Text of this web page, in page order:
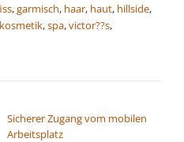
,garmisch, haar, haut, hillside,
,spa,victor??s,
Sicherer Zugang vom mobilen
Arbeitsplatz